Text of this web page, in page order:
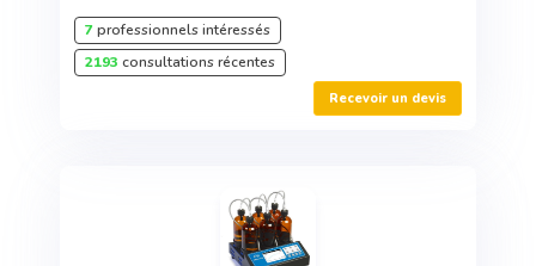
7professionnels intéressés
2193 consultations récentes
Recevoir un devis